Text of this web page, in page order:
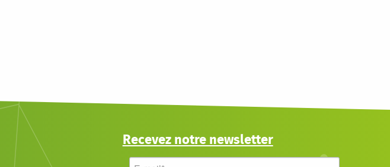
Recevez notre newsletter